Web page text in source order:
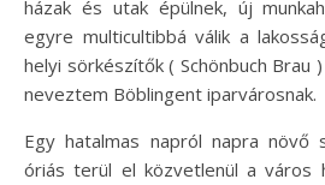
házak és utak épülnek, új
egyre multicultibbá válik a
helyi sörkészítők ( Schönbuch Brau
neveztem Böblingent iparvárosnak.
Egy hatalmas napról napra
óriás terül el közvetlenül a város